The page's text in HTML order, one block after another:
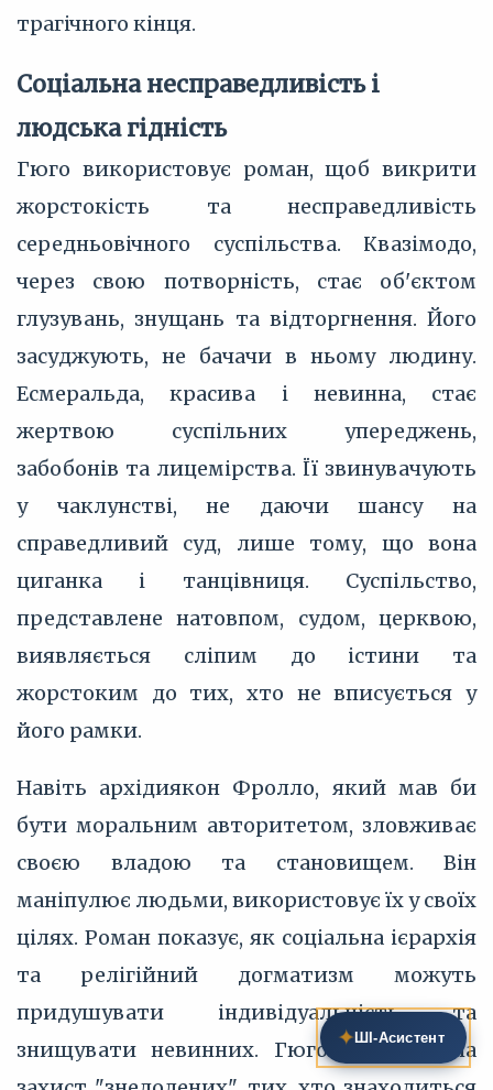
трагічного кінця.
Соціальна несправедливість і
людська гідність
Гюго використовує роман, щоб викрити
жорстокість та несправедливість
середньовічного суспільства. Квазімодо,
через свою потворність, стає об'єктом
глузувань, знущань та відторгнення. Його
засуджують, не бачачи в ньому людину.
Есмеральда, красива і невинна, стає
жертвою суспільних упереджень,
забобонів та лицемірства. Її звинувачують
у чаклунстві, не даючи шансу на
справедливий суд, лише тому, що вона
циганка і танцівниця. Суспільство,
представлене натовпом, судом, церквою,
виявляється сліпим до істини та
жорстоким до тих, хто не вписується у
його рамки.
Навіть архідиякон Фролло, який мав би
бути моральним авторитетом, зловживає
своєю владою та становищем. Він
маніпулює людьми, використовує їх у своїх
цілях. Роман показує, як соціальна ієрархія
та релігійний догматизм можуть
придушувати індивідуальність та
знищувати невинних. Гюго виступає на
✦ ШІ‑Асистент